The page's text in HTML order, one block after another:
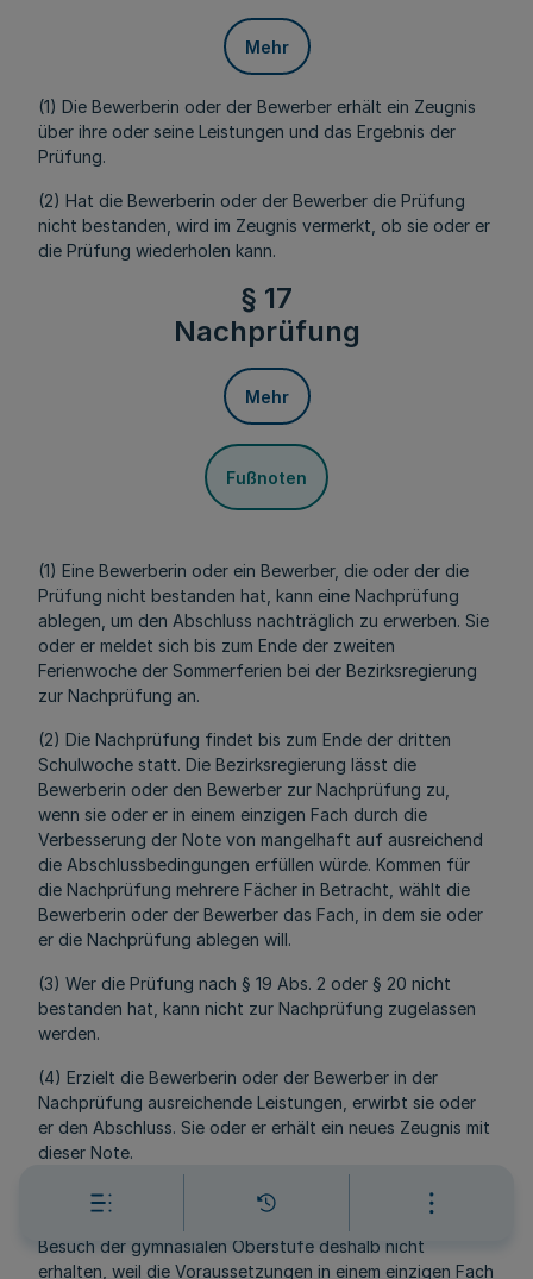
Mehr
(1) Die Bewerberin oder der Bewerber erhält ein Zeugnis
über ihre oder seine Leistungen und das Ergebnis der
Prüfung.
(2) Hat die Bewerberin oder der Bewerber die Prüfung
nicht bestanden, wird im Zeugnis vermerkt, ob sie oder er
die Prüfung wiederholen kann.
§ 17
Nachprüfung
Mehr
Fußnoten
(1) Eine Bewerberin oder ein Bewerber, die oder der die
Prüfung nicht bestanden hat, kann eine Nachprüfung
ablegen, um den Abschluss nachträglich zu erwerben. Sie
oder er meldet sich bis zum Ende der zweiten
Ferienwoche der Sommerferien bei der Bezirksregierung
zur Nachprüfung an.
(2) Die Nachprüfung findet bis zum Ende der dritten
Schulwoche statt. Die Bezirksregierung lässt die
Bewerberin oder den Bewerber zur Nachprüfung zu,
wenn sie oder er in einem einzigen Fach durch die
Verbesserung der Note von mangelhaft auf ausreichend
die Abschlussbedingungen erfüllen würde. Kommen für
die Nachprüfung mehrere Fächer in Betracht, wählt die
Bewerberin oder der Bewerber das Fach, in dem sie oder
er die Nachprüfung ablegen will.
(3) Wer die Prüfung nach § 19 Abs. 2 oder § 20 nicht
bestanden hat, kann nicht zur Nachprüfung zugelassen
werden.
(4) Erzielt die Bewerberin oder der Bewerber in der
Nachprüfung ausreichende Leistungen, erwirbt sie oder
er den Abschluss. Sie oder er erhält ein neues Zeugnis mit
dieser Note.
(5) Hat eine Bewerberin oder ein Bewerber die
Besuch der gymnasialen Oberstufe deshalb nicht
erhalten, weil die Voraussetzungen in einem einzigen Fach